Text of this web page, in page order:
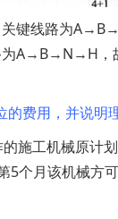
关键线路为
为A→B→N→H，
费用，并说明理
施工机械原计
5个月该机械方